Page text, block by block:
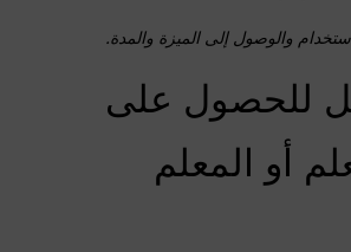
والوصول إلى الميزة والمدة.
للحصول على
أو المعلم